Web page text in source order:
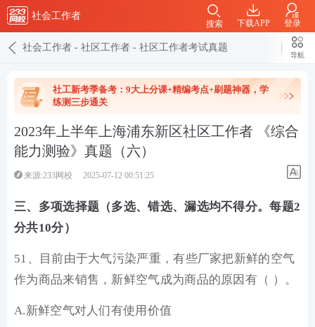
社会工作者
下载APP 登录
搜索
社会工作者 - 社区工作者 - 社区工作者考试真题
导航
社工新考季备考：9大上分课+精编考点+刷题神器，学
练测三步通关
2023年上半年上海浦东新区社区工作者 《综合
能力测验》真题（六）
来源:233网校 2025-07-12 00:51:25
三、多项选择题（多选、错选、漏选均不得分。每题2
分共10分）
51、目前由于大气污染严重，有些厂家把新鲜的空气
作为商品来销售，新鲜空气成为商品的原因有（ ）。
A.新鲜空气对人们有使用价值